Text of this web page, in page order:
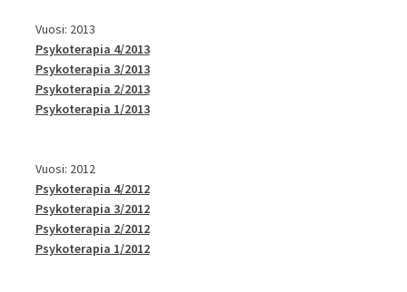
Vuosi: 2013
Psykoterapia 4/2013
Psykoterapia 3/2013
Psykoterapia 2/2013
Psykoterapia 1/2013
Vuosi: 2012
Psykoterapia 4/2012
Psykoterapia 3/2012
Psykoterapia 2/2012
Psykoterapia 1/2012